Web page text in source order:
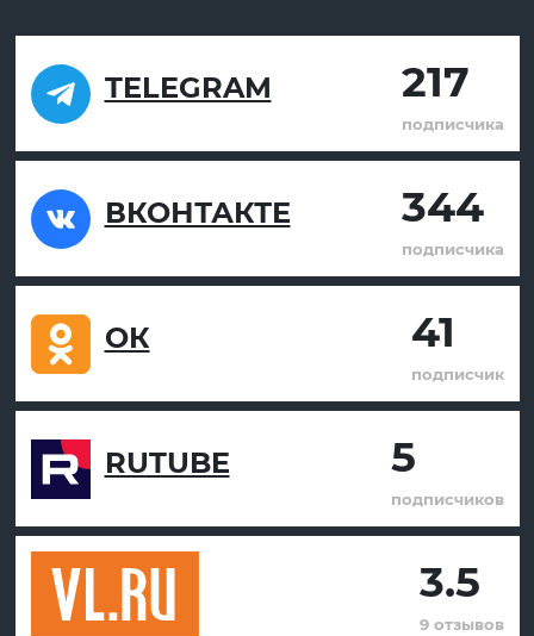
TELEGRAM 217
подписчика
ВКОНТАКТЕ 344
подписчика
ОК 41
подписчик
RUTUBE 5
подписчиков
3.5
9 отзывов